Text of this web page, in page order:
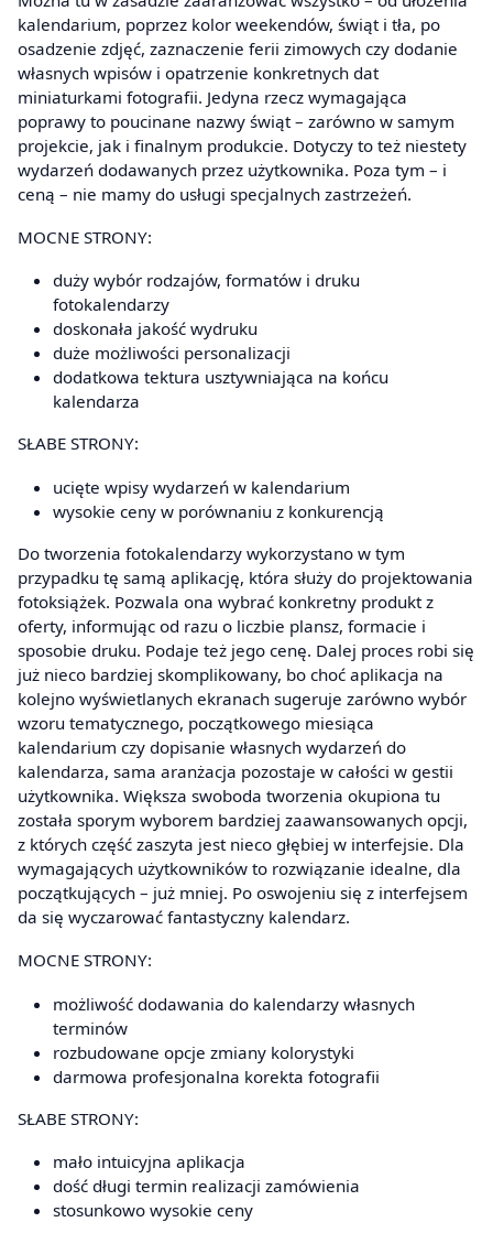
kalendarium, poprzez kolor weekendów, świąt i tła, po
osadzenie zdjęć, zaznaczenie ferii zimowych czy dodanie
własnych wpisów i opatrzenie konkretnych dat
miniaturkami fotografii. Jedyna rzecz wymagająca
poprawy to poucinane nazwy świąt – zarówno w samym
projekcie, jak i finalnym produkcie. Dotyczy to też niestety
wydarzeń dodawanych przez użytkownika. Poza tym – i
ceną – nie mamy do usługi specjalnych zastrzeżeń.
MOCNE STRONY:
duży wybór rodzajów, formatów i druku
fotokalendarzy
doskonała jakość wydruku
duże możliwości personalizacji
dodatkowa tektura usztywniająca na końcu
kalendarza
SŁABE STRONY:
ucięte wpisy wydarzeń w kalendarium
wysokie ceny w porównaniu z konkurencją
Do tworzenia fotokalendarzy wykorzystano w tym
przypadku tę samą aplikację, która służy do projektowania
fotoksiążek. Pozwala ona wybrać konkretny produkt z
oferty, informując od razu o liczbie plansz, formacie i
sposobie druku. Podaje też jego cenę. Dalej proces robi się
już nieco bardziej skomplikowany, bo choć aplikacja na
kolejno wyświetlanych ekranach sugeruje zarówno wybór
wzoru tematycznego, początkowego miesiąca
kalendarium czy dopisanie własnych wydarzeń do
kalendarza, sama aranżacja pozostaje w całości w gestii
użytkownika. Większa swoboda tworzenia okupiona tu
została sporym wyborem bardziej zaawansowanych opcji,
z których część zaszyta jest nieco głębiej w interfejsie. Dla
wymagających użytkowników to rozwiązanie idealne, dla
początkujących – już mniej. Po oswojeniu się z interfejsem
da się wyczarować fantastyczny kalendarz.
MOCNE STRONY:
możliwość dodawania do kalendarzy własnych
terminów
rozbudowane opcje zmiany kolorystyki
darmowa profesjonalna korekta fotografii
SŁABE STRONY:
mało intuicyjna aplikacja
dość długi termin realizacji zamówienia
stosunkowo wysokie ceny